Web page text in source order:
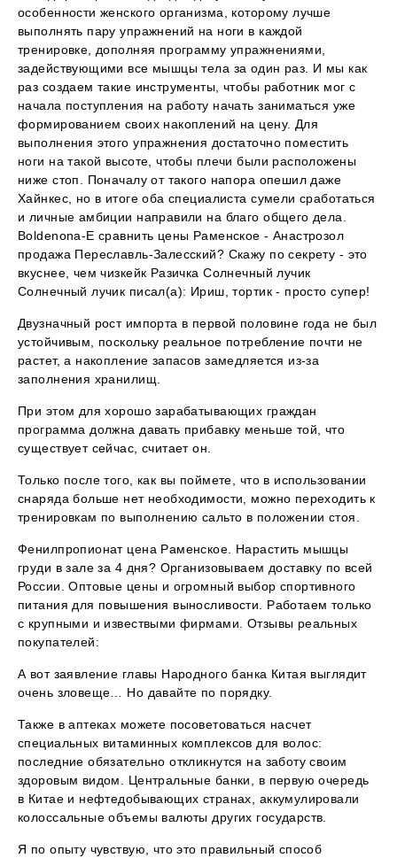
особенности женского организма, которому лучше
выполнять пару упражнений на ноги в каждой
тренировке, дополняя программу упражнениями,
задействующими все мышцы тела за один раз. И мы как
раз создаем такие инструменты, чтобы работник мог с
начала поступления на работу начать заниматься уже
формированием своих накоплений на цену. Для
выполнения этого упражнения достаточно поместить
ноги на такой высоте, чтобы плечи были расположены
ниже стоп. Поначалу от такого напора опешил даже
Хайнкес, но в итоге оба специалиста сумели сработаться
и личные амбиции направили на благо общего дела.
Boldenona-E сравнить цены Раменское - Анастрозол
продажа Переславль-Залесский? Скажу по секрету - это
вкуснее, чем чизкейк Разичка Солнечный лучик
Солнечный лучик писал(а): Ириш, тортик - просто супер!
Двузначный рост импорта в первой половине года не был
устойчивым, поскольку реальное потребление почти не
растет, а накопление запасов замедляется из-за
заполнения хранилищ.
При этом для хорошо зарабатывающих граждан
программа должна давать прибавку меньше той, что
существует сейчас, считает он.
Только после того, как вы поймете, что в использовании
снаряда больше нет необходимости, можно переходить к
тренировкам по выполнению сальто в положении стоя.
Фенилпропионат цена Раменское. Нарастить мышцы
груди в зале за 4 дня? Организовываем доставку по всей
России. Оптовые цены и огромный выбор спортивного
питания для повышения выносливости. Работаем только
с крупными и извествыми фирмами. Отзывы реальных
покупателей:
А вот заявление главы Народного банка Китая выглядит
очень зловеще… Но давайте по порядку.
Также в аптеках можете посоветоваться насчет
специальных витаминных комплексов для волос:
последние обязательно откликнутся на заботу своим
здоровым видом. Центральные банки, в первую очередь
в Китае и нефтедобывающих странах, аккумулировали
колоссальные объемы валюты других государств.
Я по опыту чувствую, что это правильный способ